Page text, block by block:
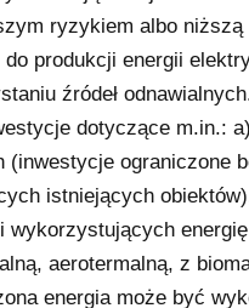
ryzykiem albo niższą
do produkcji energii
źródeł
dotyczące m.in.:
(inwestycje ograniczone
istniejących
wykorzystujących energię
aerotermalną, z
energia może być